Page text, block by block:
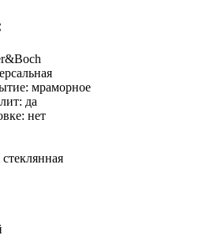
мраморное
да
нет